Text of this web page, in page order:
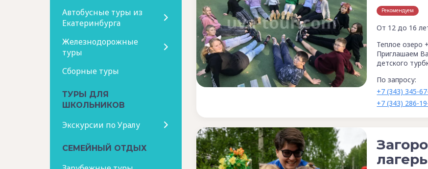
Автобусные туры из
Екатеринбурга
Железнодорожные
туры
Сборные туры
ТУРЫ ДЛЯ
ШКОЛЬНИКОВ
Экскурсии по Уралу
СЕМЕЙНЫЙ ОТДЫХ
Рекомендуем
От 12 до 16
Теплое озеро
Приглашаем
детского
По запросу:
+7 (343) 345-
+7 (343) 286-